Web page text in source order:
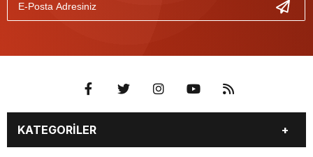
KATEGORİLER